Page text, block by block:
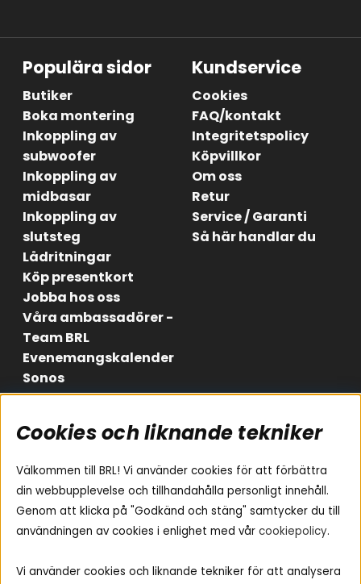
Populära sidor
Butiker
Boka montering
Inkoppling av
subwoofer
Inkoppling av
midbasar
Inkoppling av
slutsteg
Lådritningar
Köp presentkort
Jobba hos oss
Våra ambassadörer -
Team BRL
Evenemangskalender
Sonos
Kundservice
Cookies
FAQ/kontakt
Integritetspolicy
Köpvillkor
Om oss
Retur
Service / Garanti
Så här handlar du
Områden
Billjud
Hemmaljud
Medarbetare
Vad passar i min bil
Yamaha Musiccast
Ljud till A-traktorn
Följ oss
Instagram
Facebook
Youtube
Cookies och liknande tekniker
Välkommen till BRL! Vi använder cookies för att förbättra
din webbupplevelse och tillhandahålla personligt innehåll.
Genom att klicka på "Godkänd och stäng" samtycker du till
användningen av cookies i enlighet med vår cookiepolicy.
Vi använder cookies och liknande tekniker för att analysera